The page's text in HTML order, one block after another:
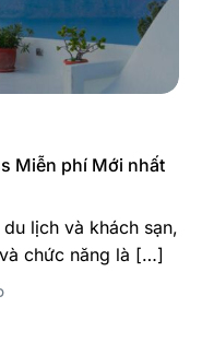
Miễn phí Mới nhất
lịch và khách sạn,
chức năng là […]